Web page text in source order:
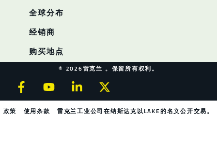
全球分布
经销商
购买地点
© 2026雷克兰 。保留所有权利。
政策 使用条款 雷克兰工业公司在纳斯达克以LAKE的名义公开交易。